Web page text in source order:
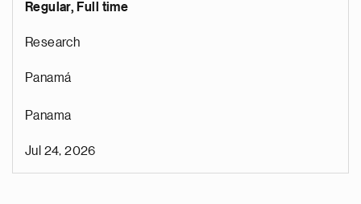
Regular, Full time
Research
Panamá
Panama
Jul 24, 2026